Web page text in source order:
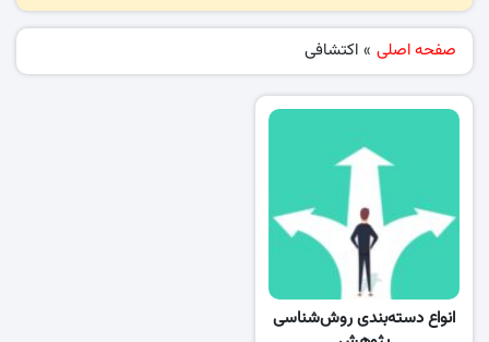
صفحه اصلی » اکتشافی
انواع دسته‌بندی روش‌شناسی